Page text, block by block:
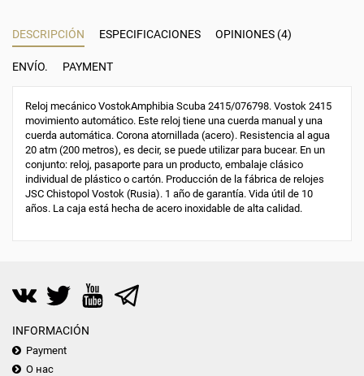
DESCRIPCIÓN ESPECIFICACIONES OPINIONES (4)
ENVÍO. PAYMENT
Reloj mecánico VostokAmphibia Scuba 2415/076798. Vostok 2415
movimiento automático. Este reloj tiene una cuerda manual y una
cuerda automática. Corona atornillada (acero). Resistencia al agua
20 atm (200 metros), es decir, se puede utilizar para bucear. En un
conjunto: reloj, pasaporte para un producto, embalaje clásico
individual de plástico o cartón. Producción de la fábrica de relojes
JSC Chistopol Vostok (Rusia). 1 año de garantía. Vida útil de 10
años. La caja está hecha de acero inoxidable de alta calidad.
INFORMACIÓN
Payment
О нас